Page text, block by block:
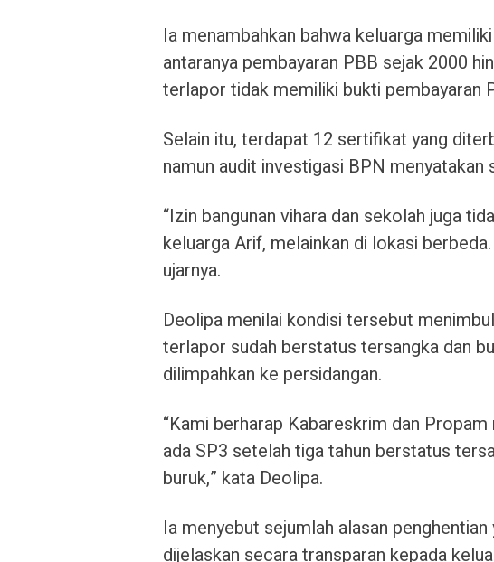
Ia menambahkan bahwa keluarga
antaranya pembayaran PBB sejak 2000
terlapor tidak memiliki bukti pembayaran
Selain itu, terdapat 12 sertifikat yang
namun audit investigasi BPN
“Izin bangunan vihara dan sekolah juga
keluarga Arif, melainkan di lokasi
ujarnya.
Deolipa menilai kondisi tersebut
terlapor sudah berstatus tersangka dan
dilimpahkan ke persidangan.
“Kami berharap Kabareskrim dan
ada SP3 setelah tiga tahun berstatus
buruk,” kata Deolipa.
Ia menyebut sejumlah alasan
dijelaskan secara transparan kepada